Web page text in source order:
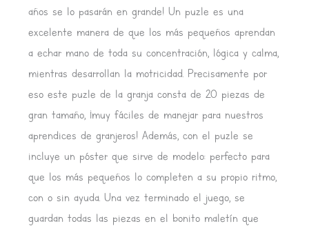
años se lo pasarán en grande! Un puzle es una
excelente manera de que los más pequeños aprendan
a echar mano de toda su concentración, lógica y calma,
mientras desarrollan la motricidad. Precisamente por
eso este puzle de la granja consta de 20 piezas de
gran tamaño, ¡muy fáciles de manejar para nuestros
aprendices de granjeros! Además, con el puzle se
incluye un póster que sirve de modelo: perfecto para
que los más pequeños lo completen a su propio ritmo,
con o sin ayuda. Una vez terminado el juego, se
guardan todas las piezas en el bonito maletín que